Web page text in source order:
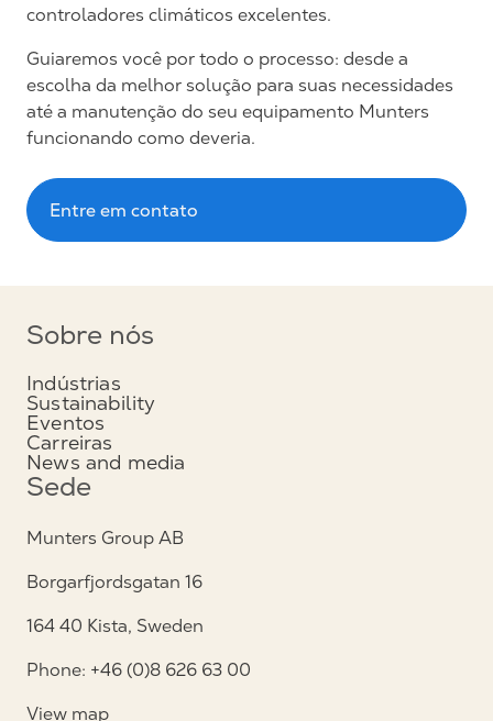
controladores climáticos excelentes.
Guiaremos você por todo o processo: desde a
escolha da melhor solução para suas necessidades
até a manutenção do seu equipamento Munters
funcionando como deveria.
Entre em contato
Sobre nós
Indústrias
Sustainability
Eventos
Carreiras
News and media
Sede
Munters Group AB
Borgarfjordsgatan 16
164 40 Kista, Sweden
Phone: +46 (0)8 626 63 00
View map